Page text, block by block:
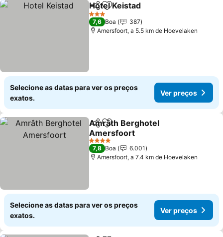
PartilharAdicionar aos favoritos
Hotel Keistad
3 Estrelas
7,6 Boa
387
Amersfoort, a 5.5 km de Hoevelaken
Selecione as datas para ver os preços
exatos.
Ver preços
PartilharAdicionar aos favoritos
Amrâth Berghotel
Amersfoort
4 Estrelas
7,8 Boa
6.001
Amersfoort, a 7.4 km de Hoevelaken
Selecione as datas para ver os preços
exatos.
Ver preços